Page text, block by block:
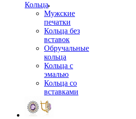
Кольца
Мужские
печатки
Кольца без
вставок
Обручальные
кольца
Кольца с
эмалью
Кольца со
вставками